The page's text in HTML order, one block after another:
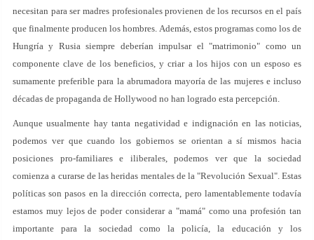
necesitan para ser madres profesionales provienen de los recursos en el país
que finalmente producen los hombres. Además, estos programas como los de
Hungría y Rusia siempre deberían impulsar el "matrimonio" como un
componente clave de los beneficios, y criar a los hijos con un esposo es
sumamente preferible para la abrumadora mayoría de las mujeres e incluso
décadas de propaganda de Hollywood no han logrado esta percepción.
Aunque usualmente hay tanta negatividad e indignación en las noticias,
podemos ver que cuando los gobiernos se orientan a sí mismos hacia
posiciones pro-familiares e iliberales, podemos ver que la sociedad
comienza a curarse de las heridas mentales de la "Revolución Sexual". Estas
políticas son pasos en la dirección correcta, pero lamentablemente todavía
estamos muy lejos de poder considerar a "mamá" como una profesión tan
importante para la sociedad como la policía, la educación y los